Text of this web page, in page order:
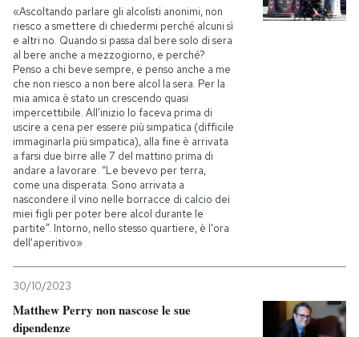
Tecnologia
Internet
Scienza
Cultura
Economia
Sport
Storie/Idee
Ok Boomer!
Media
Europa
Mondiali calcio 2026
PODCAST
NEWSLETTER
I MIEI PREFERITI
«Ascoltando parlare gli alcolisti anonimi, non
riesco a smettere di chiedermi perché alcuni sì
e altri no. Quando si passa dal bere solo di sera
al bere anche a mezzogiorno, e perché?
Penso a chi beve sempre, e penso anche a me
che non riesco a non bere alcol la sera. Per la
mia amica è stato un crescendo quasi
impercettibile. All’inizio lo faceva prima di
uscire a cena per essere più simpatica (difficile
immaginarla più simpatica), alla fine è arrivata
a farsi due birre alle 7 del mattino prima di
andare a lavorare. “Le bevevo per terra,
come una disperata. Sono arrivata a
nascondere il vino nelle borracce di calcio dei
miei figli per poter bere alcol durante le
partite”. Intorno, nello stesso quartiere, è l'ora
dell'aperitivo»
30/10/2023
Matthew Perry non nascose le sue
dipendenze